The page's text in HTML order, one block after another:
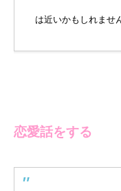
は近いかもしれませ
恋愛話をする